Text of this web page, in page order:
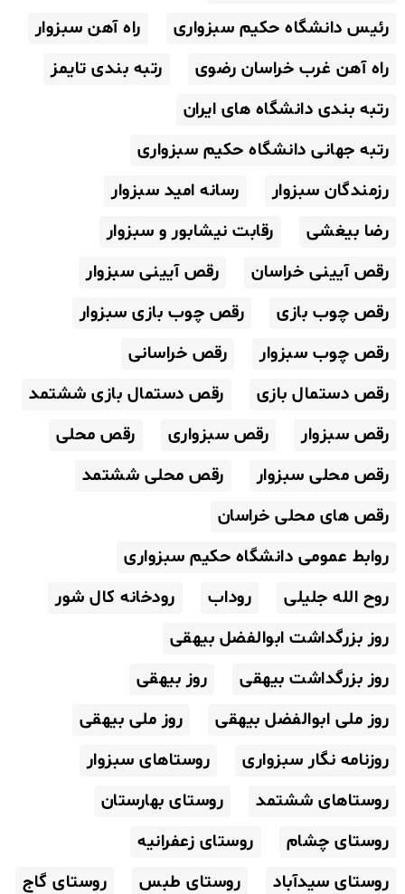
رئیس دانشگاه حکیم سبزواری
راه آهن سبزوار
راه آهن غرب خراسان رضوی
رتبه بندی تایمز
رتبه بندی دانشگاه های ایران
رتبه جهانی دانشگاه حکیم سبزواری
رزمندگان سبزوار
رسانه امید سبزوار
رضا بیغشی
رقابت نیشابور و سبزوار
رقص آیینی خراسان
رقص آیینی سبزوار
رقص چوب بازی
رقص چوب بازی سبزوار
رقص چوب سبزوار
رقص خراسانی
رقص دستمال بازی
رقص دستمال بازی ششتمد
رقص سبزوار
رقص سبزواری
رقص محلی
رقص محلی سبزوار
رقص محلی ششتمد
رقص های محلی خراسان
روابط عمومی دانشگاه حکیم سبزواری
روح الله جلیلی
روداب
رودخانه کال شور
روز بزرگداشت ابوالفضل بیهقی
روز بزرگداشت بیهقی
روز بیهقی
روز ملی ابوالفضل بیهقی
روز ملی بیهقی
روزنامه نگار سبزواری
روستاهای سبزوار
روستاهای ششتمد
روستای بهارستان
روستای چشام
روستای زعفرانیه
روستای سیدآباد
روستای طبس روستای گاج